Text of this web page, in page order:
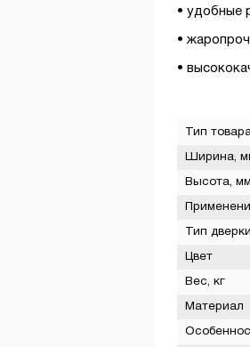
• удобные
•
•
Тип
Ширина,
Высота, мм
Тип дверки
Цвет
Вес, кг
Материал